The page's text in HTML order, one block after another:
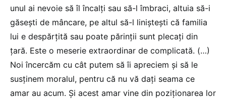
unul ai nevoie să îl încalți sau să-l îmbraci, altuia să-i
găsești de mâncare, pe altul să-l liniștești că familia
lui e despărțită sau poate părinții sunt plecați din
țară. Este o meserie extraordinar de complicată. (…)
Noi încercăm cu cât putem să îi apreciem și să le
susținem moralul, pentru că nu vă dați seama ce
amar au acum. Și acest amar vine din poziționarea lor